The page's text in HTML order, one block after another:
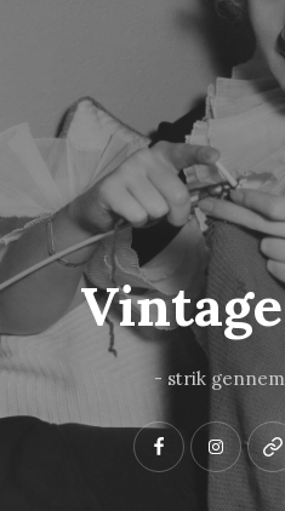
- strik
Facebook